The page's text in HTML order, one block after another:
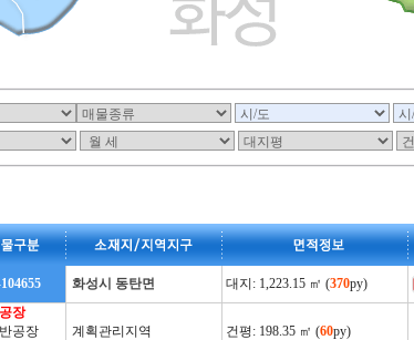
화성시 동탄면 대지: 1,223.15 ㎡ (370py)
공장
공장
계획관리지역 건평: 198.35 ㎡ (60py)